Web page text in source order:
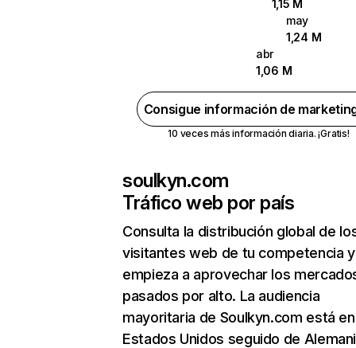
1,15 M
may
1,24 M
abr
1,06 M
Consigue información de
10 veces más información diaria. ¡Gratis!
soulkyn.com
Tráfico web por país
Consulta la distribución global de
visitantes web de tu competencia y
empieza a aprovechar los
pasados por alto. La audiencia
mayoritaria de Soulkyn.com está en
Estados Unidos seguido de